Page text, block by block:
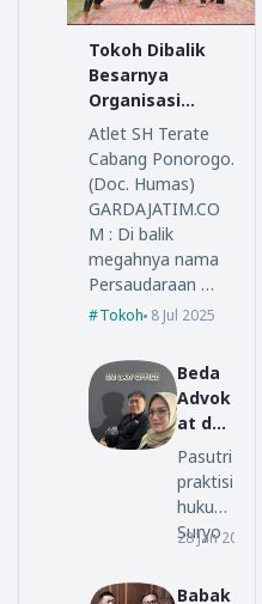
Tokoh Dibalik
Besarnya
Organisasi
Persaudaraan
Setia Hati
Terate
Atlet SH Terate
Cabang Ponorogo.
(Doc. Humas)
GARDAJATIM.CO
M : Di balik
megahnya nama
Persaudaraan …
Tokoh 8 Jul 2025
Beda
Advok
at dan
Lawye
r, Ini
Penjel
asan
SM
Office
Pasutri
praktisi
hukum
Suryo
opini
28 Jan 2026
Babak